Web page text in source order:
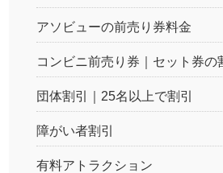
アソビューの前売り券料金
コンビニ前売り券｜セット券の
団体割引｜25名以上で割引
障がい者割引
有料アトラクション